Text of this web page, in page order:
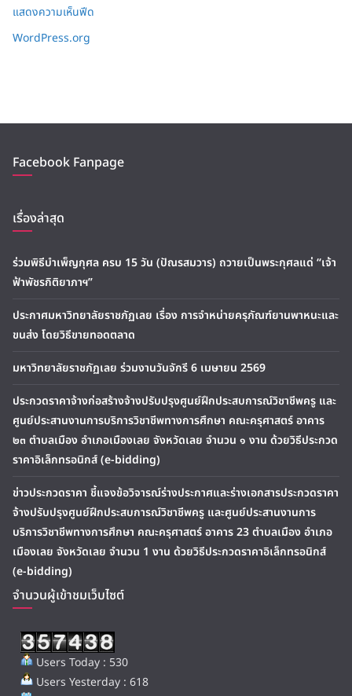
แสดงความเห็นฟีด
WordPress.org
Facebook Fanpage
เรื่องล่าสุด
ร่วมพิธีบำเพ็ญกุศล ครบ 15 วัน (ปัณรสมวาร) ถวายเป็นพระกุศลแด่ “เจ้า
ฟ้าพัชรกิติยาภาฯ”
ประกาศมหาวิทยาลัยราชภัฏเลย เรื่อง การจำหน่ายครุภัณฑ์ยานพาหนะและ
ขนส่ง โดยวิธีขายทอดตลาด
มหาวิทยาลัยราชภัฏเลย ร่วมงานวันจักรี 6 เมษายน 2569
ประกวดราคาจ้างก่อสร้างจ้างปรับปรุงศูนย์ฝึกประสบการณ์วิชาชีพครู และ
ศูนย์ประสานงานการบริการวิชาชีพทางการศึกษา คณะครุศาสตร์ อาคาร
๒๓ ตำบลเมือง อำเภอเมืองเลย จังหวัดเลย จำนวน ๑ งาน ด้วยวิธีประกวด
ราคาอิเล็กทรอนิกส์ (e-bidding)
ข่าวประกวดราคา ชี้แจงข้อวิจารณ์ร่างประกาศและร่างเอกสารประกวดราคา
จ้างปรับปรุงศูนย์ฝึกประสบการณ์วิชาชีพครู และศูนย์ประสานงานการ
บริการวิชาชีพทางการศึกษา คณะครุศาสตร์ อาคาร 23 ตำบลเมือง อำเภอ
เมืองเลย จังหวัดเลย จำนวน 1 งาน ด้วยวิธีประกวดราคาอิเล็กทรอนิกส์
(e-bidding)
จำนวนผู้เข้าชมเว็บไซต์
Users Today : 530
Users Yesterday : 618